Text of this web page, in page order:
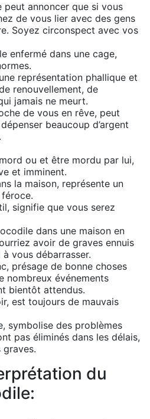
peut annoncer que si vous
de vous lier avec des gens
Soyez circonspect avec vos
enfermé dans une cage,
représentation phallique et
renouvellement, de
jamais ne meurt.
de vous en rêve, peut
beaucoup d’argent
ou et être mordu par lui,
et imminent.
la maison, représente un
signifie que vous serez
dans une maison en
avoir de graves ennuis
vous débarrasser.
présage de bonne choses
nombreux événements
bientôt attendus.
est toujours de mauvais
symbolise des problèmes
pas éliminés dans les délais,
graves.
du